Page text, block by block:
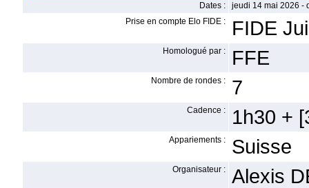
Dates :
jeudi 14 mai 2026 -
Prise en compte Elo FIDE :
FIDE
Homologué par : FFE
Nombre de rondes : 7
Cadence : 1h30 +
Appariements : Suisse
Organisateur : Alexis